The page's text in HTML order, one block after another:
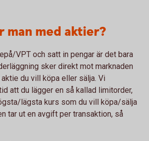
man med aktier?
VPT och satt in pengar är det bara
sker direkt mot marknaden
du vill köpa eller sälja. Vi
att du lägger en så kallad limitorder,
lägsta kurs som du vill köpa/sälja
tar ut en avgift per transaktion, så